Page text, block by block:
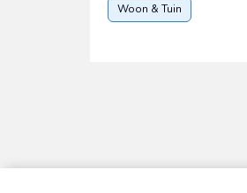
Woon & Tuin